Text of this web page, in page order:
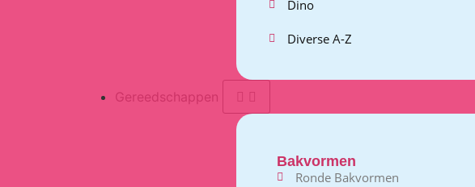
Dino
Diverse A-Z
Gereedschappen
Bakvormen
Ronde Bakvormen